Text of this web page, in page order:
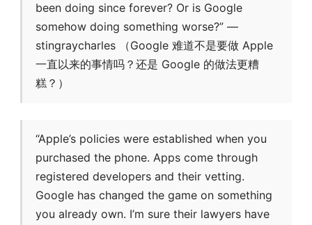
been doing since forever? Or is Google
somehow doing something worse?” —
stingraycharles （Google 难道不是要做 Apple
一直以来的事情吗？还是 Google 的做法更糟
糕？）
“Apple’s policies were established when you
purchased the phone. Apps come through
registered developers and their vetting.
Google has changed the game on something
you already own. I’m sure their lawyers have